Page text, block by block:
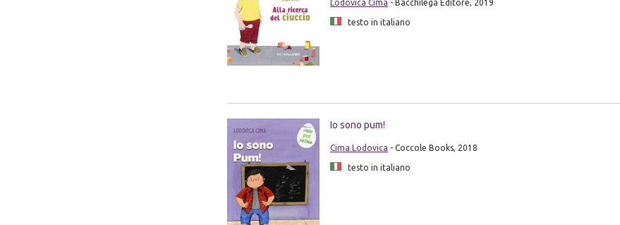
Lodovica Cima - Bacchilega Editore, 2019
testo in italiano
Io sono pum!
Cima Lodovica - Coccole Books, 2018
testo in italiano